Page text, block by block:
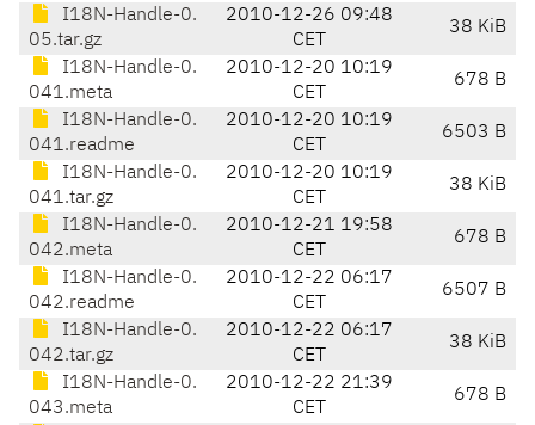
I18N-Handle-0.
05.tar.gz
2010-12-26 09:48
CET
38 KiB
I18N-Handle-0.
041.meta
2010-12-20 10:19
CET
678 B
I18N-Handle-0.
041.readme
2010-12-20 10:19
CET
6503 B
I18N-Handle-0.
041.tar.gz
2010-12-20 10:19
CET
38 KiB
I18N-Handle-0.
042.meta
2010-12-21 19:58
CET
678 B
I18N-Handle-0.
042.readme
2010-12-22 06:17
CET
6507 B
I18N-Handle-0.
042.tar.gz
2010-12-22 06:17
CET
38 KiB
I18N-Handle-0.
043.meta
2010-12-22 21:39
CET
678 B